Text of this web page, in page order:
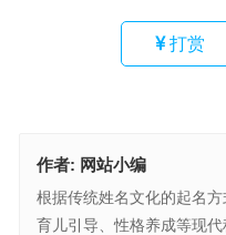
打赏
作者: 网站小编
根据传统姓名文化的起名方
育儿引导、性格养成等现